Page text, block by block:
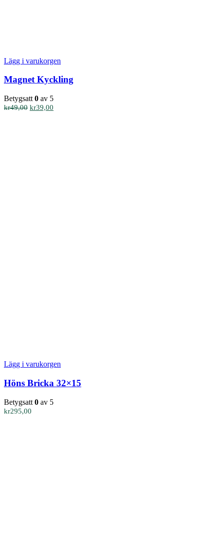
Lägg i varukorgen
Magnet Kyckling
Betygsatt 0 av 5
kr49,00 Det
kr39,00
Lägg i varukorgen
Höns Bricka 32×15
Betygsatt 0 av 5
kr295,00